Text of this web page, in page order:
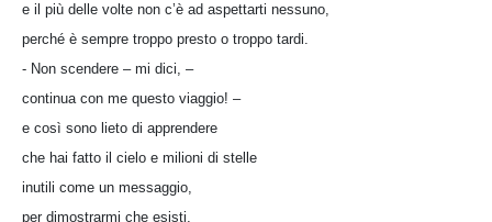
e il più delle volte non c’è ad aspettarti nessuno,
perché è sempre troppo presto o troppo tardi.
- Non scendere – mi dici, –
continua con me questo viaggio! –
e così sono lieto di apprendere
che hai fatto il cielo e milioni di stelle
inutili come un messaggio,
per dimostrarmi che esisti,